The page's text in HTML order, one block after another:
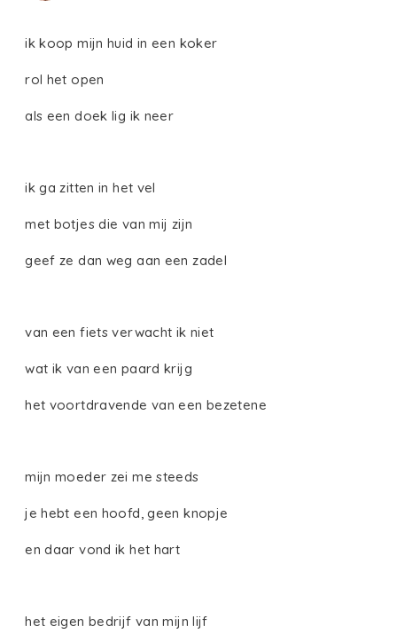
ik koop mijn huid in een koker
rol het open
als een doek lig ik neer
ik ga zitten in het vel
met botjes die van mij zijn
geef ze dan weg aan een zadel
van een fiets verwacht ik niet
wat ik van een paard krijg
het voortdravende van een bezetene
mijn moeder zei me steeds
je hebt een hoofd, geen knopje
en daar vond ik het hart
het eigen bedrijf van mijn lijf